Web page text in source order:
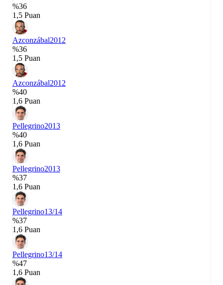
%36
1,5 Puan
Azconzábal2012
%36
1,5 Puan
Azconzábal2012
%40
1,6 Puan
Pellegrino2013
%40
1,6 Puan
Pellegrino2013
%37
1,6 Puan
Pellegrino13/14
%37
1,6 Puan
Pellegrino13/14
%47
1,6 Puan